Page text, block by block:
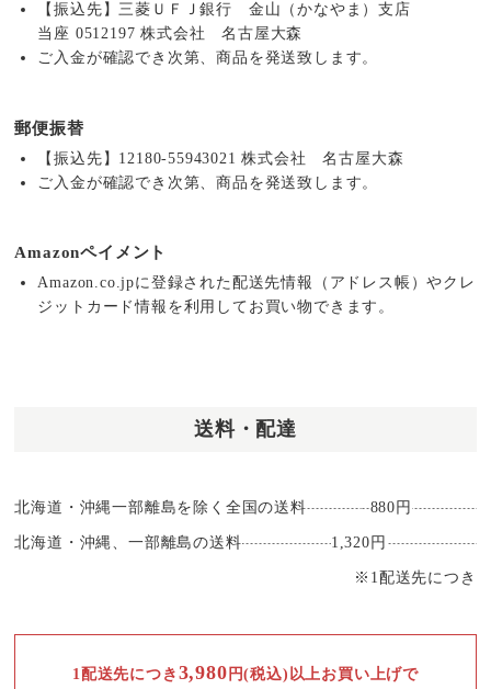
【振込先】三菱ＵＦＪ銀行 金山（かなやま）支店
当座 0512197 株式会社 名古屋大森
ご入金が確認でき次第、商品を発送致します。
郵便振替
【振込先】12180-55943021 株式会社 名古屋大森
ご入金が確認でき次第、商品を発送致します。
Amazonペイメント
Amazon.co.jpに登録された配送先情報（アドレス帳）やクレ
ジットカード情報を利用してお買い物できます。
送料・配達
北海道・沖縄一部離島を除く全国の送料 880円
北海道・沖縄、一部離島の送料 1,320円
※1配送先につき
1配送先につき 3,980 円(税込)以上お買い上げで